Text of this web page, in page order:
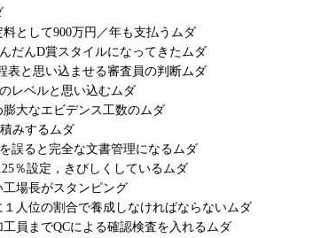
として900万円／年も支払うムダ
だんD賞スタイルになってきたムダ
表と思い込ませる審査員の判断ムダ
レベルと思い込むムダ
大なエビデンス工数のムダ
みするムダ
誤ると完全な文書管理になるムダ
％設定，きびしくしているムダ
場長がスタンピング
１人位の割合で養成しなければならないムダ
員までQCによる確認検査を入れるムダ